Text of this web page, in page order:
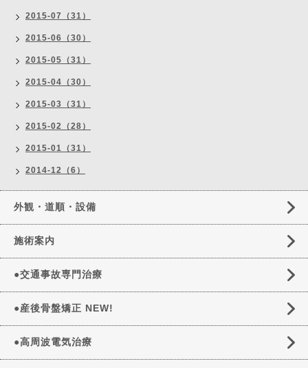
2015-07（31）
2015-06（30）
2015-05（31）
2015-04（30）
2015-03（31）
2015-02（28）
2015-01（31）
2014-12（6）
外観・道順・設備
施術案内
●交通事故専門治療
●産後骨盤矯正 NEW!
●高周波電気治療